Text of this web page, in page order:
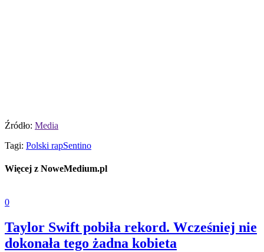
Źródło: Media
Tagi: Polski rapSentino
Więcej z NoweMedium.pl
0
Taylor Swift pobiła rekord. Wcześniej nie
dokonała tego żadna kobieta